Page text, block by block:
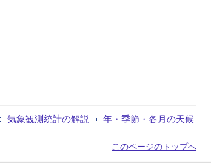
気象観測統計の解説 年・季節・各月の天候
このページのトップへ